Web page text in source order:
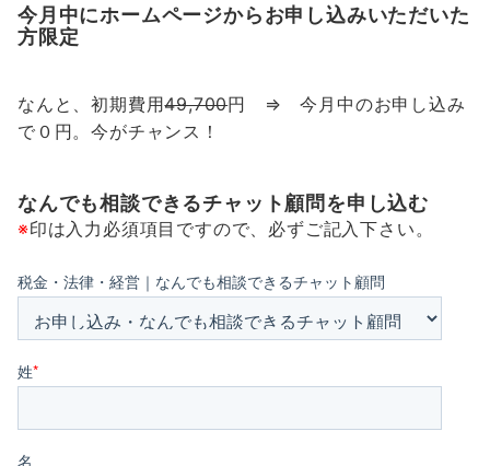
今月中にホームページからお申し込みいただいた
方限定
なんと、初期費用49,700円 ⇒ 今月中のお申し込み
で ０ 円。今がチャンス！
なんでも相談できるチャット顧問を申し込む
※印は入力必須項目ですので、必ずご記入下さい。